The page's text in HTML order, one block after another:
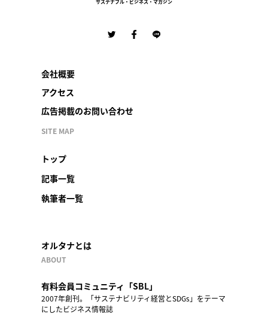
サステナブル・ビジネス・マガジン
会社概要
アクセス
広告掲載のお問い合わせ
SITE MAP
トップ
記事一覧
執筆者一覧
オルタナとは
ABOUT
有料会員コミュニティ「SBL」
2007年創刊。「サステナビリティ経営とSDGs」をテーマ
にしたビジネス情報誌